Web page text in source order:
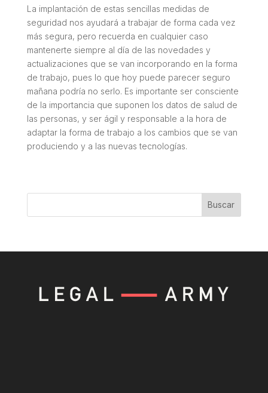
La implantación de estas sencillas medidas de
seguridad nos ayudará a trabajar de forma cada vez
más segura, pero recuerda en cualquier caso
mantenerte siempre al día de las novedades y
actualizaciones que se van incorporando en la forma
de trabajo, pues lo que hoy puede parecer seguro
mañana podría no serlo. Es importante ser consciente
de la importancia que suponen los datos de salud de
las personas, y ser ágil y responsable a la hora de
adaptar la forma de trabajo a los cambios que se van
produciendo y a las nuevas tecnologías.
Buscar